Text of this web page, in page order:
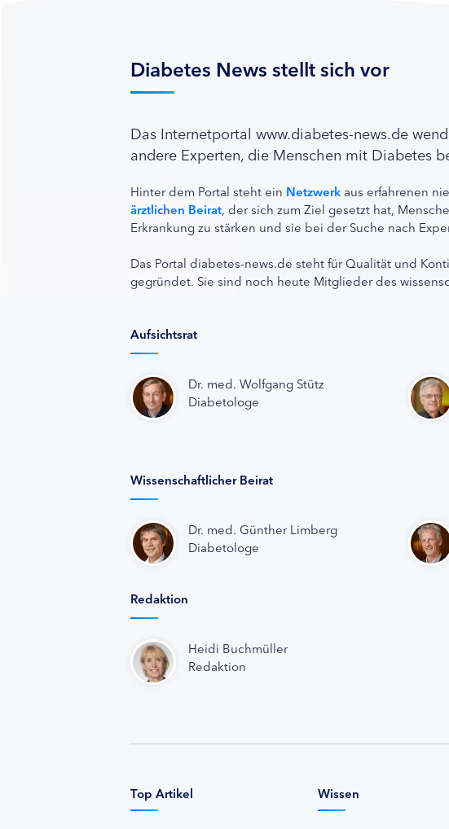
Diabetes News stellt sich vor
Das Internetportal www.diabetes-news.de
andere Experten, die Menschen mit Diabetes
Hinter dem Portal steht ein Netzwerk aus erfahrenen
ärztlichen Beirat, der sich zum Ziel gesetzt hat,
Erkrankung zu stärken und sie bei der Suche nach
Das Portal diabetes-news.de steht für Qualität und
gegründet. Sie sind noch heute Mitglieder des
Aufsichtsrat
Dr. med. Wolfgang Stütz
Diabetologe
Wissenschaftlicher Beirat
Dr. med. Günther Limberg
Diabetologe
Redaktion
Heidi Buchmüller
Redaktion
Top Artikel Wissen